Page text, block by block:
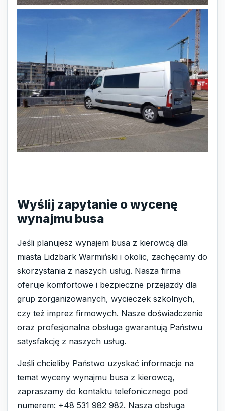
Wyślij zapytanie o wycenę
wynajmu busa
Jeśli planujesz wynajem busa z kierowcą dla
miasta Lidzbark Warmiński i okolic, zachęcamy do
skorzystania z naszych usług. Nasza firma
oferuje komfortowe i bezpieczne przejazdy dla
grup zorganizowanych, wycieczek szkolnych,
czy też imprez firmowych. Nasze doświadczenie
oraz profesjonalna obsługa gwarantują Państwu
satysfakcję z naszych usług.
Jeśli chcieliby Państwo uzyskać informacje na
temat wyceny wynajmu busa z kierowcą,
zapraszamy do kontaktu telefonicznego pod
numerem: +48 531 982 982. Nasza obsługa